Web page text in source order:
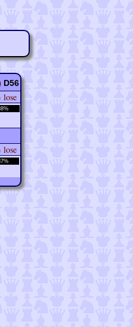
D56
lose
lose